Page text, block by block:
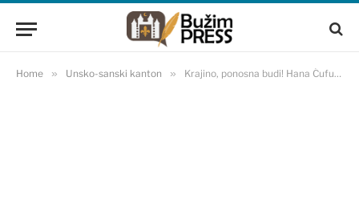
Home » Unsko-sanski kanton » Krajino, ponosna budi! Hana Ćufurović osvojila zlatnu medalju na olimpijadi u Albaniji